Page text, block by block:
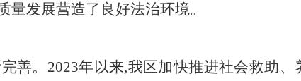
发展营造了良好法治环境。
善。 2023年以来,我区加快推进社会救助